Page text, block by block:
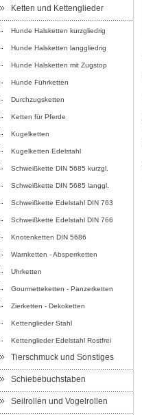
Ketten und Kettenglieder
Hunde Halsketten kurzgliedrig
Hunde Halsketten langgliedrig
Hunde Halsketten mit Zugstop
Hunde Führketten
Durchzugsketten
Ketten für Pferde
Kugelketten
Kugelketten Edelstahl
Schweißkette DIN 5685 kurzgl.
Schweißkette DIN 5685 langgl.
Schweißkette Edelstahl DIN 763
Schweißkette Edelstahl DIN 766
Knotenketten DIN 5686
Warnketten - Absperrketten
Uhrketten
Gourmetteketten - Panzerketten
Zierketten - Dekoketten
Kettenglieder Stahl
Kettenglieder Edelstahl Rostfrei
Tierschmuck und Sonstiges
Schiebebuchstaben
Seilrollen und Vogelrollen